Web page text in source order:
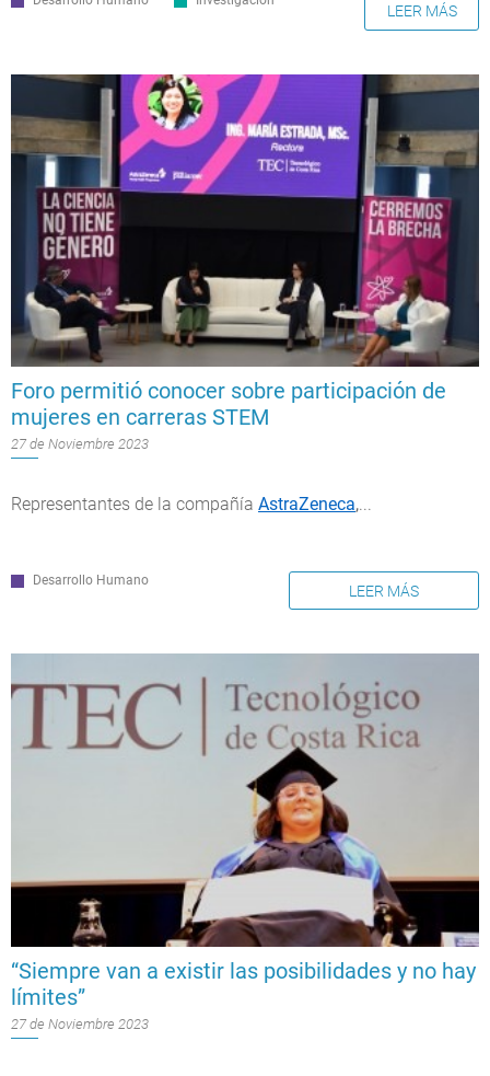
LEER MÁS
Foro permitió conocer sobre participación de
mujeres en carreras STEM
27 de Noviembre 2023
Representantes de la compañía AstraZeneca,...
Desarrollo Humano
LEER MÁS
“Siempre van a existir las posibilidades y no hay
límites”
27 de Noviembre 2023